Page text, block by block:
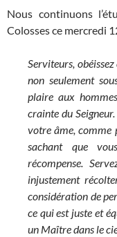
Nous continuons
Colosses ce mercredi
Serviteurs,
non seulement
plaire aux
crainte du Seigneur.
votre âme, comme
sachant que
récompense.
injustement
considération de
ce qui est juste et
un Maître dans le